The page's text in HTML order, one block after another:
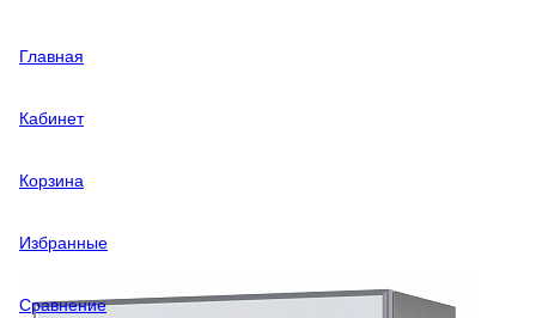
Главная
Кабинет
Корзина
Избранные
Сравнение